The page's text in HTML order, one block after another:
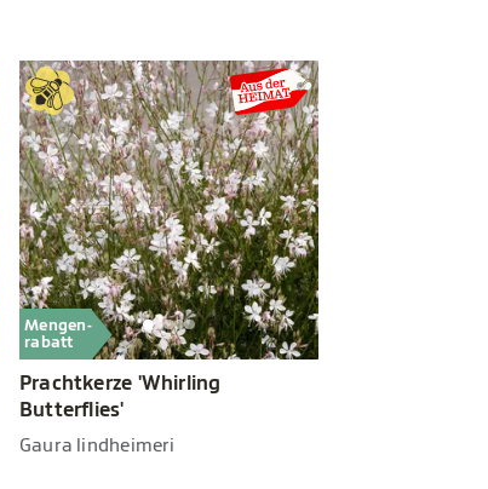
Mengen-
rabatt
Prachtkerze 'Whirling
Butterflies'
Gaura lindheimeri